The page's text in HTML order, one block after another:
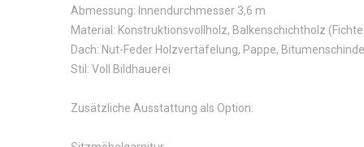
Abmessung: Innendurchmesser 3,6 m
Material: Konstruktionsvollholz, Balkenschichtholz
Dach: Nut-Feder Holzvertäfelung, Pappe,
Stil: Voll Bildhauerei
Zusätzliche Ausstattung als Option: